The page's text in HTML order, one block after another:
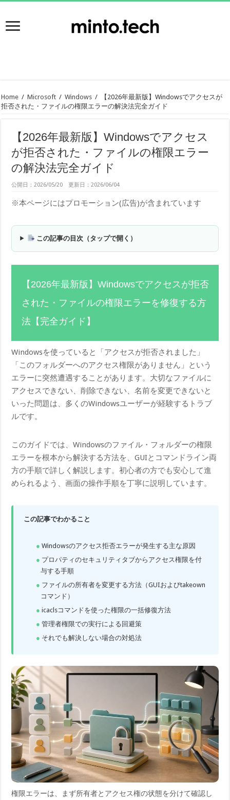
Home / Microsoft / Windows /
【2026年最新版】Windowsでアクセスが
拒否された・ファイルの権限エラーの解決法完全ガイド
【2026年最新版】Windowsでアクセス
が拒否された・ファイルの権限エラー
の解決法完全ガイド
公開日：2026/05/20 更新日：2026/06/04
※本ページにはプロモーション(広告)が含まれています
この記事の目次（タップで開く）
【2026年最新版】Windowsでアクセスが拒否
された・ファイルの権限エラーを修復する方
法【完全ガイド】
Windowsを使っていると「アクセスが拒否されました」
「このフォルダーへのアクセス権限がありません」という
エラーに突然遭遇することがあります。大切なファイルに
アクセスできない、削除できない、名前を変更できないと
いった問題は、多くのWindowsユーザーが経験するトラブ
ルです。
このガイドでは、Windowsのファイル・フォルダーの権限
エラーを根本から解決する方法を、GUIとコマンドライン両
方の手順で詳しく解説します。初心者の方でも安心して進
められるよう、画面の操作手順を丁寧に説明しています。
この記事でわかること
Windowsのアクセス拒否エラーが発生する主な原因
プロパティのセキュリティタブからアクセス権限を付
与する手順
ファイルの所有者を変更する方法（GUIおよびtakeown
コマンド）
icaclsコマンドを使った権限の一括修復方法
管理者権限での実行による回避策
それでも解決しない場合の対処法
権限エラーは、まず所有者とアクセス権の状態を分けて確認し